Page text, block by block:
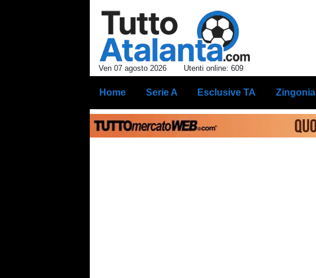
Ven 07 agosto 2026 Utenti online: 609
Home Serie A Esclusive TA Zingonia